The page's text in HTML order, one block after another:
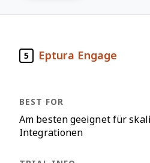
5 Eptura Engage
Am besten geeignet für
Integrationen